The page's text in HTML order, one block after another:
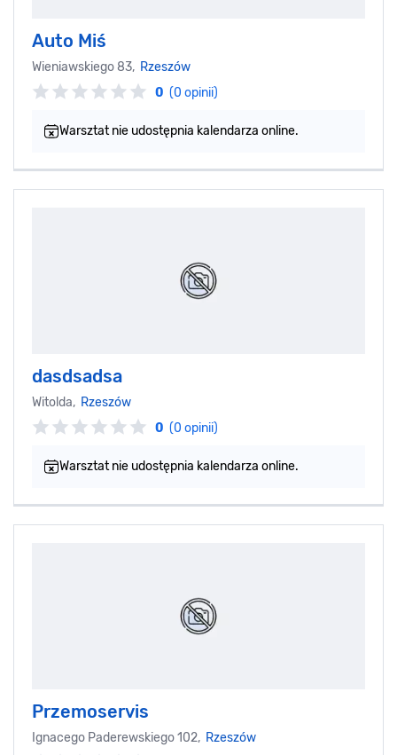
Auto Miś
Wieniawskiego 83, Rzeszów
0 (0 opinii)
Warsztat nie udostępnia kalendarza online.
dasdsadsa
Witolda, Rzeszów
0 (0 opinii)
Warsztat nie udostępnia kalendarza online.
Przemoservis
Ignacego Paderewskiego 102, Rzeszów